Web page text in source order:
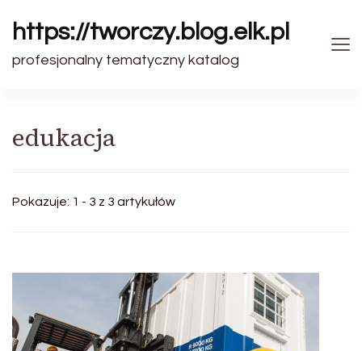
https://tworczy.blog.elk.pl
profesjonalny tematyczny katalog
edukacja
Pokazuje: 1 - 3 z 3 artykułów